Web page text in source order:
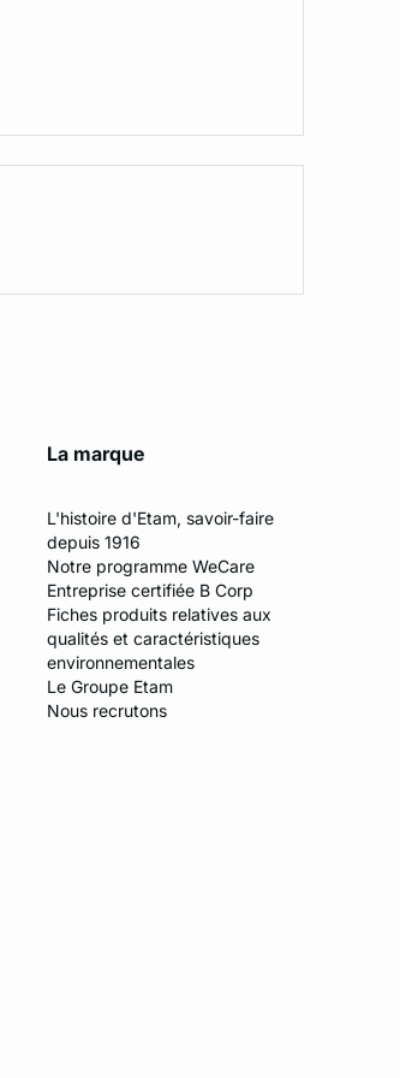
La marque
L'histoire d'Etam, savoir-faire
depuis 1916
Notre programme WeCare
Entreprise certifiée B Corp
Fiches produits relatives aux
qualités et caractéristiques
environnementales
Le Groupe Etam
Nous recrutons